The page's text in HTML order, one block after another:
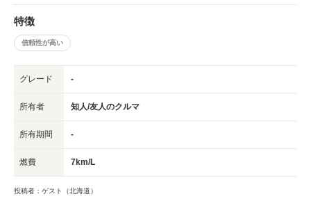
特徴
信頼性が高い
グレード -
所有者 知人/友人のクルマ
所有期間 -
燃費 7km/L
投稿者：ゲスト（北海道）